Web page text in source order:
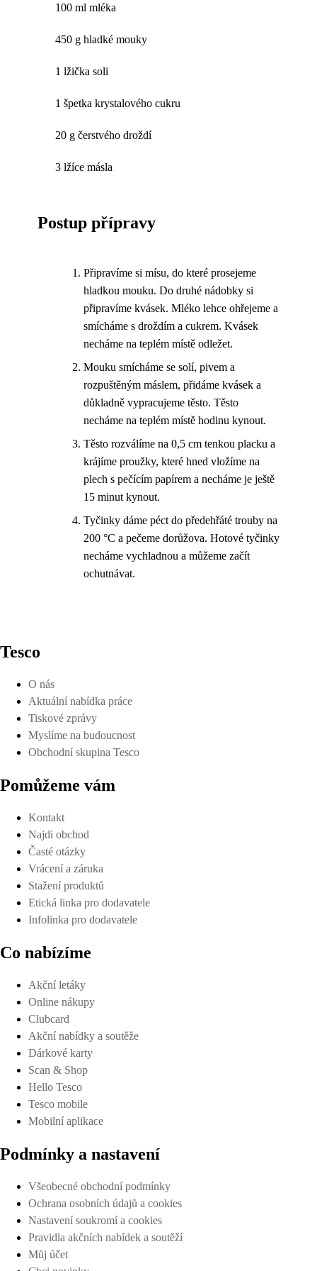
100 ml mléka
450 g hladké mouky
1 lžička soli
1 špetka krystalového cukru
20 g čerstvého droždí
3 lžíce másla
Postup přípravy
Připravíme si mísu, do které prosejeme
hladkou mouku. Do druhé nádobky si
připravíme kvásek. Mléko lehce ohřejeme a
smícháme s droždím a cukrem. Kvásek
necháme na teplém místě odležet.
Mouku smícháme se solí, pivem a
rozpuštěným máslem, přidáme kvásek a
důkladně vypracujeme těsto. Těsto
necháme na teplém místě hodinu kynout.
Těsto rozválíme na 0,5 cm tenkou placku a
krájíme proužky, které hned vložíme na
plech s pečícím papírem a necháme je ještě
15 minut kynout.
Tyčinky dáme péct do předehřáté trouby na
200 °C a pečeme dorůžova. Hotové tyčinky
necháme vychladnou a můžeme začít
ochutnávat.
Tesco
O nás
Aktuální nabídka práce
Tiskové zprávy
Myslíme na budoucnost
Obchodní skupina Tesco
Pomůžeme vám
Kontakt
Najdi obchod
Časté otázky
Vrácení a záruka
Stažení produktů
Etická linka pro dodavatele
Infolinka pro dodavatele
Co nabízíme
Akční letáky
Online nákupy
Clubcard
Akční nabídky a soutěže
Dárkové karty
Scan & Shop
Hello Tesco
Tesco mobile
Mobilní aplikace
Podmínky a nastavení
Všeobecné obchodní podmínky
Ochrana osobních údajů a cookies
Nastavení soukromí a cookies
Pravidla akčních nabídek a soutěží
Můj účet